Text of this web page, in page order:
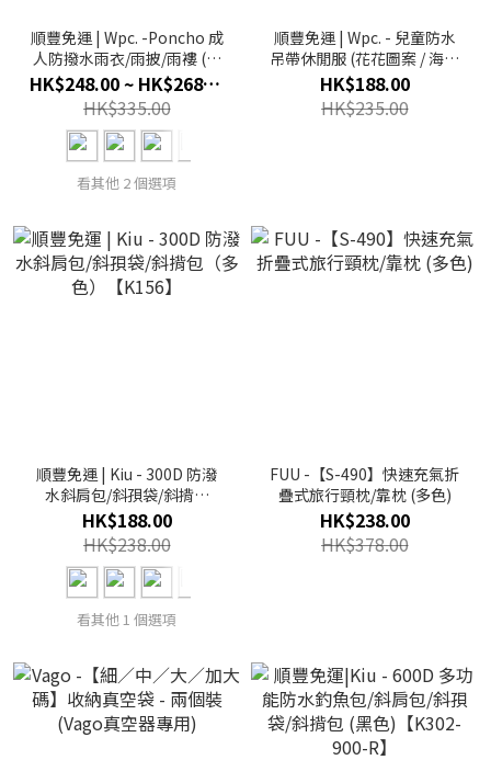
順豐免運 | Wpc. -Poncho 成
人防撥水雨衣/雨披/雨褸 (多
色) (R003 Series)
HK$248.00 ~ HK$268.00
HK$335.00
看其他 2 個選項
順豐免運 | Wpc. - 兒童防水
吊帶休閒服 (花花圖案 / 海洋
生物) 【WKG02系列】
HK$188.00
HK$235.00
順豐免運 | Kiu - 300D 防潑
水斜肩包/斜孭袋/斜揹包
（多色）【K156】
HK$188.00
HK$238.00
看其他 1 個選項
FUU -【S-490】快速充氣折
疊式旅行頸枕/靠枕 (多色)
HK$238.00
HK$378.00